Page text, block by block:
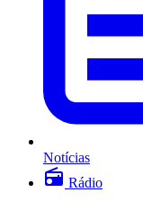
Notícias
Rádio